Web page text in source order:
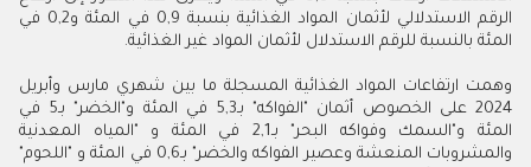
الرقم الاستدلالي لأثمان المواد الغذائية بنسبة 0,9 في المئة و0,2 في
المئة بالنسبة للرقم الاستدلال لأثمان المواد غير الغذائية.
وهمت ارتفاعات المواد الغذائية المسجلة ما بين شهري مارس وأبريل
2024 على الخصوص أثمان "الفواكه" بـ5,3 في المئة و"الخضر" بـ5 في
المئة و"السمك وفواكه البحر" بـ2,1 في المئة و "المياه المعدنية
والمشروبات المنعشة وعصير الفواكه والخضر" بـ0,6 في المئة و "اللحوم"